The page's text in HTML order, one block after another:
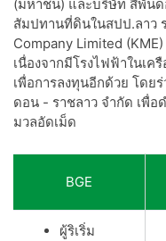
(มหาชน) และบริษัท สีพัน
สัมปทานที่ดินในสปป.ลาว
Company Limited
เนื่องจากมีโรงไฟฟ้าในเ
เพื่อการลงทุนอีกด้วย โด
ดอน - ราชลาว จำกัด เพื่อ
มวลอัดเม็ด
BGE
ผู้ริเริ่ม